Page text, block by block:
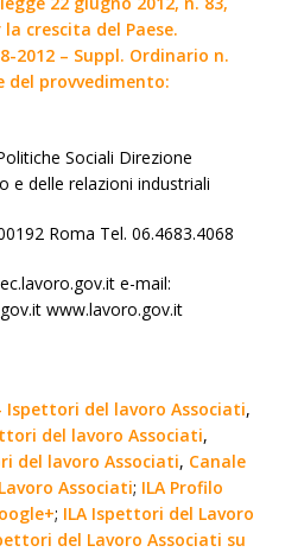
crescita del Paese.
2012 – Suppl. Ordinario n.
del provvedimento:
Sociali Direzione
e delle relazioni industriali
Roma Tel. 06.4683.4068
e-mail:
www.lavoro.gov.it
Ispettori del lavoro Associati,
del lavoro Associati,
del lavoro Associati, Canale
Associati; ILA Profilo
; ILA Ispettori del Lavoro
del Lavoro Associati su